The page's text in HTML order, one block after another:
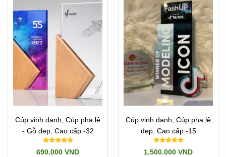
http://sanxuatkyniemchuong.com/
Tân Nhật MInh chuyên sản xuất Cúp Vinh Danhtheo
mọi yêu cầu!
Cúp vinh danh, Cúp pha lê
- Gỗ đẹp, Cao cấp -32
690.000 VND
Cúp vinh danh, Cúp pha lê
đẹp, Cao cấp -15
1.500.000 VND